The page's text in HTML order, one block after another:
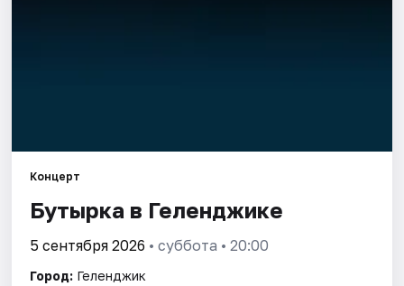
Концерт
Бутырка в Геленджике
5 сентября 2026 • суббота • 20:00
Город: Геленджик